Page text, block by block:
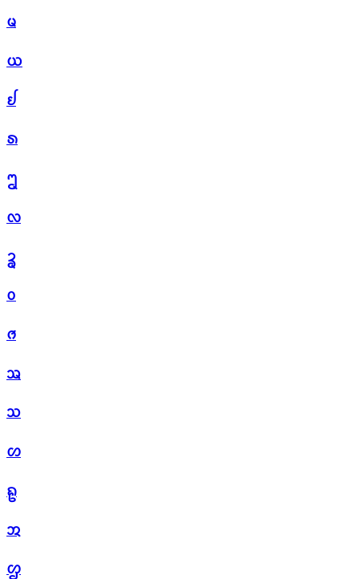
ᨾ
ᨿ
ᩀ
ᩁ
ᩂ
ᩃ
ᩄ
ᩅ
ᩆ
ᩇ
ᩈ
ᩉ
ᩊ
ᩋ
ᩌ